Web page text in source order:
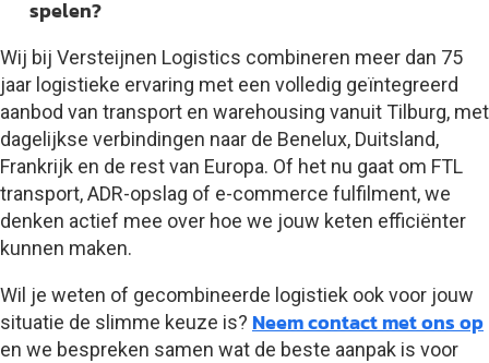
spelen?
Wij bij Versteijnen Logistics combineren meer dan 75
jaar logistieke ervaring met een volledig geïntegreerd
aanbod van transport en warehousing vanuit Tilburg, met
dagelijkse verbindingen naar de Benelux, Duitsland,
Frankrijk en de rest van Europa. Of het nu gaat om FTL
transport, ADR-opslag of e-commerce fulfilment, we
denken actief mee over hoe we jouw keten efficiënter
kunnen maken.
Wil je weten of gecombineerde logistiek ook voor jouw
situatie de slimme keuze is? Neem contact met ons op
en we bespreken samen wat de beste aanpak is voor